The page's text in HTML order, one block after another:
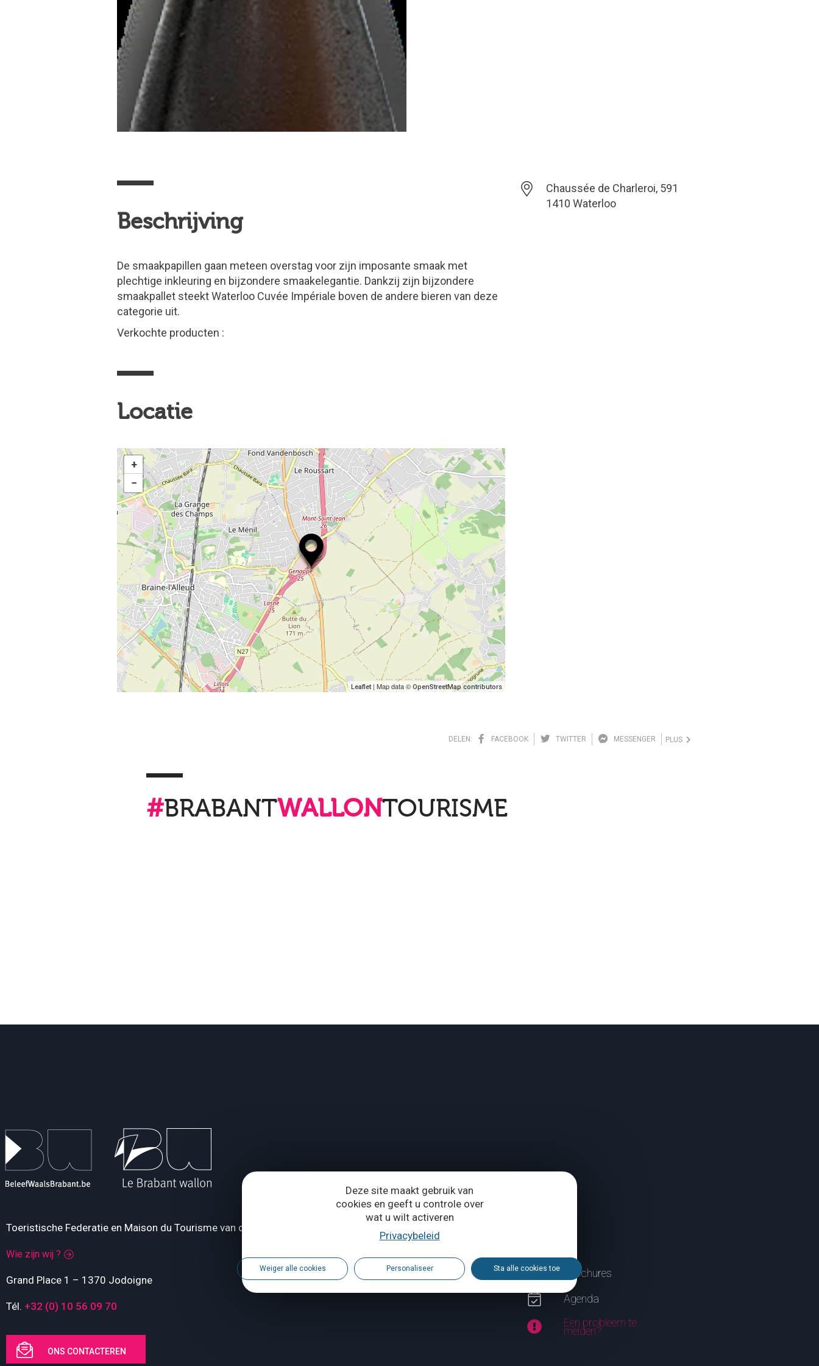
Deze site maakt gebruik van
cookies en geeft u controle over
wat u wilt activeren
Privacybeleid
Weiger alle cookies Personaliseer Sta alle cookies toe
Beschrijving
De smaakpapillen gaan meteen overstag voor zijn imposante smaak met
plechtige inkleuring en bijzondere smaakelegantie. Dankzij zijn bijzondere
smaakpallet steekt Waterloo Cuvée Impériale boven de andere bieren van deze
categorie uit.
Verkochte producten :
Locatie
+
−
Leaflet| Map data © OpenStreetMap contributors
Chaussée de Charleroi, 591
1410 Waterloo
DELEN: FACEBOOK TWITTER MESSENGER PLUS
#BRABANTWALLONTOURISME
Toeristische Federatie en Maison du Tourisme van de Provincie Waals-Brabant
Wie zijn wij ?
Grand Place 1 – 1370 Jodoigne
Tél. +32 (0) 10 56 09 70
ONS CONTACTEREN
Brochures
Agenda
Een probleem te
melden?